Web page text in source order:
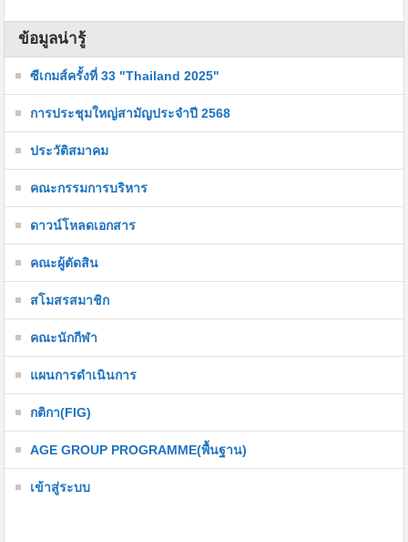
ข้อมูลน่ารู้
ซีเกมส์ครั้งที่ 33 "Thailand 2025"
การประชุมใหญ่สามัญประจำปี 2568
ประวัติสมาคม
คณะกรรมการบริหาร
ดาวน์โหลดเอกสาร
คณะผู้ตัดสิน
สโมสรสมาชิก
คณะนักกีฬา
แผนการดำเนินการ
กติกา(FIG)
AGE GROUP PROGRAMME(พื้นฐาน)
เข้าสู่ระบบ